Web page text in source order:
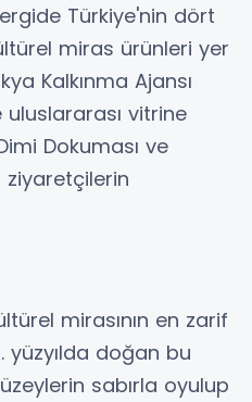
Türkiye'nin dört
miras ürünleri yer
Kalkınma Ajansı
vitrine
Dokuması ve
ziyaretçilerin
mirasının en zarif
yüzyılda doğan bu
sabırla oyulup